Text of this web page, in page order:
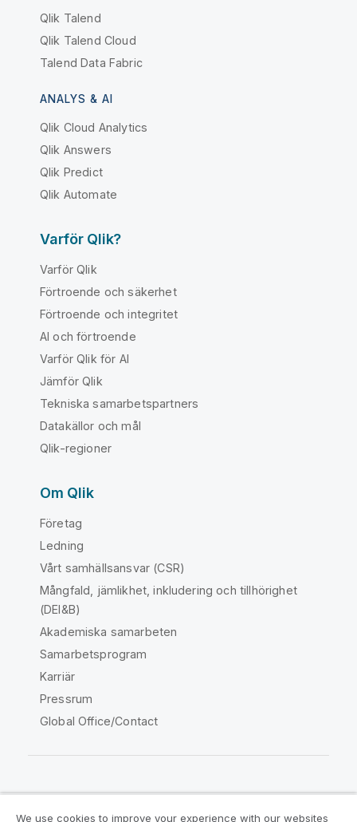
Qlik Talend
Qlik Talend Cloud
Talend Data Fabric
ANALYS & AI
Qlik Cloud Analytics
Qlik Answers
Qlik Predict
Qlik Automate
Varför Qlik?
Varför Qlik
Förtroende och säkerhet
Förtroende och integritet
AI och förtroende
Varför Qlik för AI
Jämför Qlik
Tekniska samarbetspartners
Datakällor och mål
Qlik-regioner
Om Qlik
Företag
Ledning
Vårt samhällsansvar (CSR)
Mångfald, jämlikhet, inkludering och tillhörighet
(DEI&B)
Akademiska samarbeten
Samarbetsprogram
Karriär
Pressrum
Global Office/Contact
We use cookies to improve your experience with our websites